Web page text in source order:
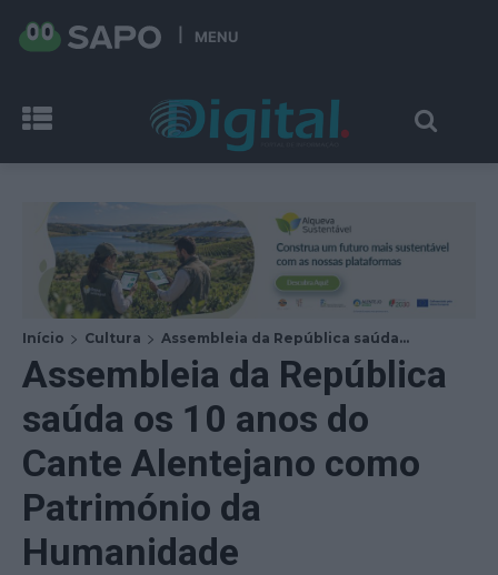
MENU
Início Cultura Assembleia da República saúda...
Assembleia da República
saúda os 10 anos do
Cante Alentejano como
Património da
Humanidade